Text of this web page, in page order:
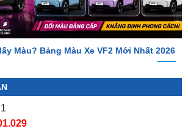
Màu? Bảng Màu Xe VF2 Mới Nhất 2026